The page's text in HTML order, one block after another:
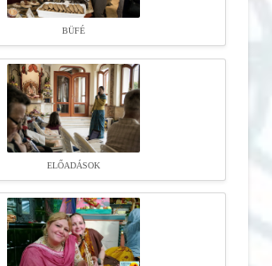
BÜFÉ
ELŐADÁSOK